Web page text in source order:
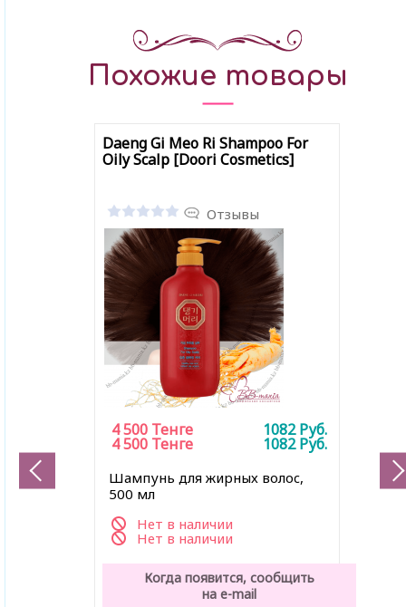
Похожие товары
Daeng Gi Meo Ri Shampoo For
Oily Scalp [Doori Cosmetics]
Отзывы
Шампунь для жирных волоc,
500 мл
Нет в наличии
4 500 Тенге 1082Руб.
Нет в наличии
4 500 Тенге 1082Руб.
Когда появится, сообщить
на e-mail